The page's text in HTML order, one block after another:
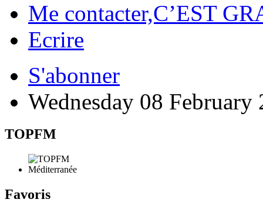
Me contacter,C’EST
Ecrire
S'abonner
Wednesday 08 February
TOPFM
Favoris